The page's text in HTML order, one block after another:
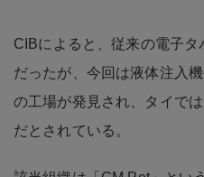
CIBによると、従来の電子
だったが、今回は液体注入
の工場が発見され、タイで
だとされている。